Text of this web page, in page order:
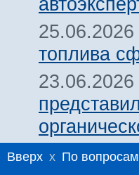
25.06.2026
топлива
Вверх x По